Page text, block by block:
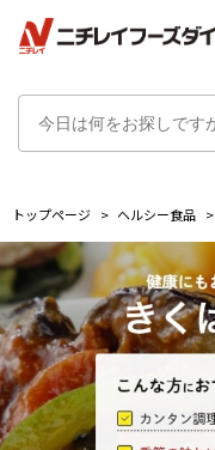
トップページ > ヘルシー食品 >